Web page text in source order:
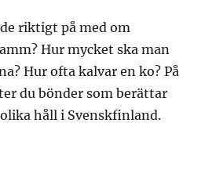
riktigt på med om
Hur mycket ska man
Hur ofta kalvar en ko? På
du bönder som berättar
håll i Svenskfinland.